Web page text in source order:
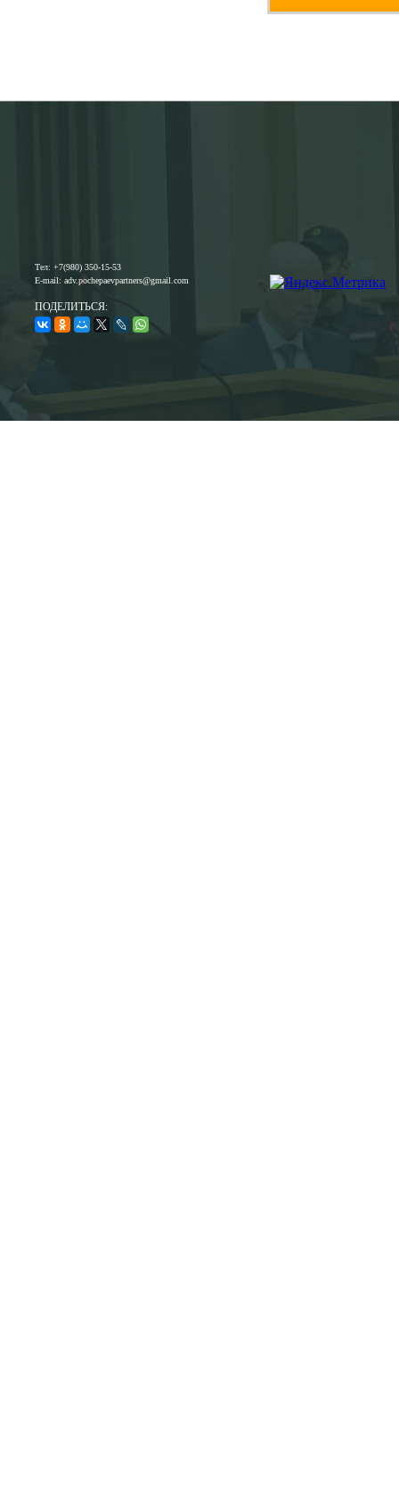
Тел: +7(980) 350-15-53
E-mail: adv.pochepaevpartners@gmail.com
ПОДЕЛИТЬСЯ: